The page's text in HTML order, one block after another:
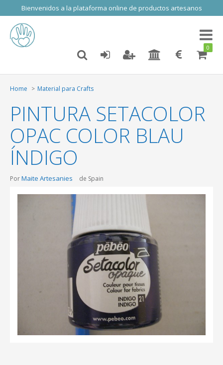
Bienvenidos a la plataforma online de productos artesanos
Toggle
0
Home Material para Crafts
PINTURA SETACOLOR
OPAC COLOR BLAU
ÍNDIGO
PorMaite Artesanies de Spain